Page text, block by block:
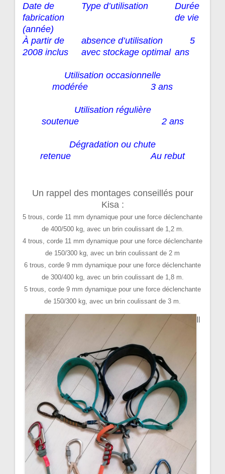
Date de
fabrication
(année)
Type d’utilisation
Durée
de vie
À partir de
2008 inclus
absence d’utilisation
avec stockage optimal
5
ans
Utilisation occasionnelle
modérée 3 ans
Utilisation régulière
soutenue 2 ans
Dégradation ou chute
retenue Au rebut
Un rappel des montages conseillés pour
Kisa :
5 trous, corde 11 mm dynamique pour une force déclenchante
de 400/500 kg, avec un brin coulissant de 1,2 m.
4 trous, corde 11 mm dynamique pour une force déclenchante
de 150/300 kg, avec un brin coulissant de 2 m
6 trous, corde 9 mm dynamique pour une force déclenchante
de 300/400 kg, avec un brin coulissant de 1,8 m.
5 trous, corde 9 mm dynamique pour une force déclenchante
de 150/300 kg, avec un brin coulissant de 3 m.